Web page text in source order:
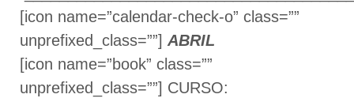
[icon name=”calendar-check-o” class=””
unprefixed_class=””] ABRIL
[icon name=”book” class=””
unprefixed_class=””] CURSO: